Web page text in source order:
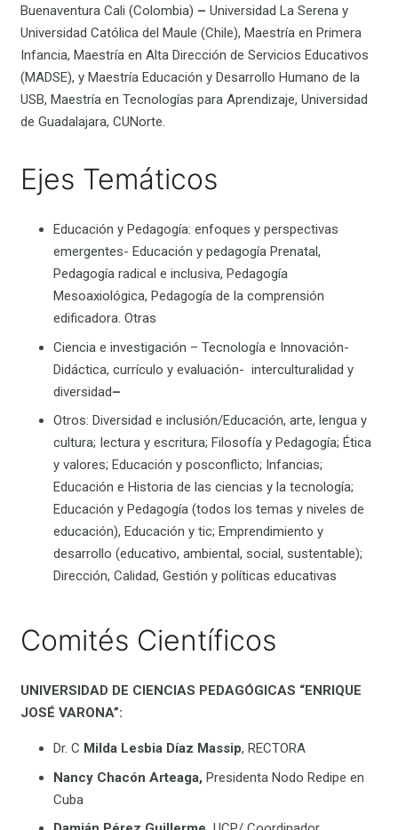
Buenaventura Cali (Colombia) – Universidad La Serena y
Universidad Católica del Maule (Chile), Maestría en Primera
Infancia, Maestría en Alta Dirección de Servicios Educativos
(MADSE), y Maestría Educación y Desarrollo Humano de la
USB, Maestría en Tecnologías para Aprendizaje, Universidad
de Guadalajara, CUNorte.
Ejes Temáticos
Educación y Pedagogía: enfoques y perspectivas
emergentes- Educación y pedagogía Prenatal,
Pedagogía radical e inclusiva, Pedagogía
Mesoaxiológica, Pedagogía de la comprensión
edificadora. Otras
Ciencia e investigación – Tecnología e Innovación-
Didáctica, currículo y evaluación- interculturalidad y
diversidad–
Otros: Diversidad e inclusión/Educación, arte, lengua y
cultura; Iectura y escritura; Filosofía y Pedagogía; Ética
y valores; Educación y posconflicto; Infancias;
Educación e Historia de las ciencias y la tecnología;
Educación y Pedagogía (todos los temas y niveles de
educación), Educación y tic; Emprendimiento y
desarrollo (educativo, ambiental, social, sustentable);
Dirección, Calidad, Gestión y políticas educativas
Comités Científicos
UNIVERSIDAD DE CIENCIAS PEDAGÓGICAS “ENRIQUE
JOSÉ VARONA”:
Dr. C Milda Lesbia Díaz Massip, RECTORA
Nancy Chacón Arteaga, Presidenta Nodo Redipe en
Cuba